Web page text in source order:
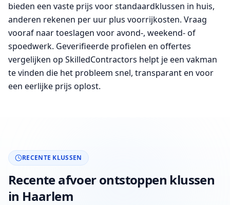
bieden een vaste prijs voor standaardklussen in huis,
anderen rekenen per uur plus voorrijkosten. Vraag
vooraf naar toeslagen voor avond-, weekend- of
spoedwerk. Geverifieerde profielen en offertes
vergelijken op SkilledContractors helpt je een vakman
te vinden die het probleem snel, transparant en voor
een eerlijke prijs oplost.
RECENTE KLUSSEN
Recente afvoer ontstoppen klussen
in Haarlem